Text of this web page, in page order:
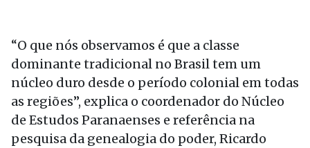
“O que nós observamos é que a classe
dominante tradicional no Brasil tem um
núcleo duro desde o período colonial em todas
as regiões”, explica o coordenador do Núcleo
de Estudos Paranaenses e referência na
pesquisa da genealogia do poder, Ricardo